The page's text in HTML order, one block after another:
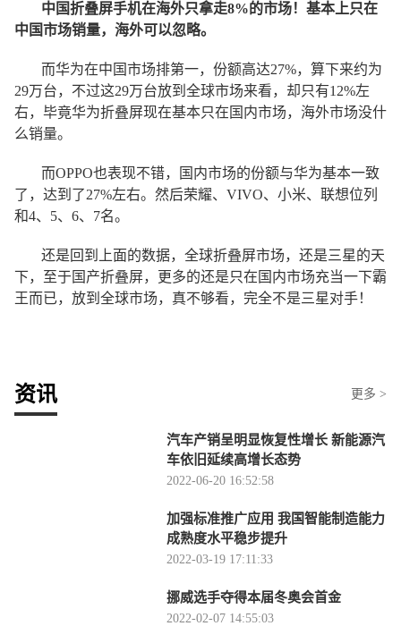
中国折叠屏手机在海外只拿走8%的市场！基本上只在
中国市场销量，海外可以忽略。
而华为在中国市场排第一，份额高达27%，算下来约为
29万台，不过这29万台放到全球市场来看，却只有12%左
右，毕竟华为折叠屏现在基本只在国内市场，海外市场没什
么销量。
而OPPO也表现不错，国内市场的份额与华为基本一致
了，达到了27%左右。然后荣耀、VIVO、小米、联想位列
和4、5、6、7名。
还是回到上面的数据，全球折叠屏市场，还是三星的天
下，至于国产折叠屏，更多的还是只在国内市场充当一下霸
王而已，放到全球市场，真不够看，完全不是三星对手！
资讯 更多 >
汽车产销呈明显恢复性增长 新能源汽
车依旧延续高增长态势
2022-06-20 16:52:58
加强标准推广应用 我国智能制造能力
成熟度水平稳步提升
2022-03-19 17:11:33
挪威选手夺得本届冬奥会首金
2022-02-07 14:55:03